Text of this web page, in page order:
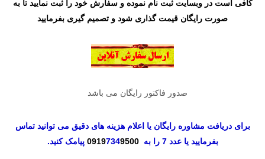
کافی است در وبسایت ثبت نام نموده و سفارش خود را ثبت نمایید تا به
صورت رایگان قیمت گذاری شود و تصمیم گیری بفرمایید
صدور فاکتور رایگان می باشد
برای دریافت مشاوره رایگان یا اعلام هزینه های دقیق می توانید تماس
بفرمایید یا عدد 7 را به
09197349500 پیامک کنید.